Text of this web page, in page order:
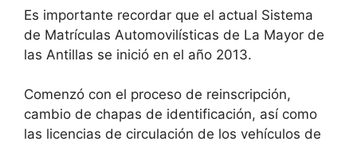
Es importante recordar que el actual Sistema
de Matrículas Automovilísticas de La Mayor de
las Antillas se inició en el año 2013.
Comenzó con el proceso de reinscripción,
cambio de chapas de identificación, así como
las licencias de circulación de los vehículos de